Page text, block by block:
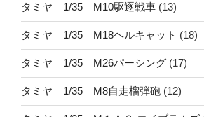
タミヤ 1/35 M10駆逐戦車 (13)
タミヤ 1/35 M18ヘルキャット (18)
タミヤ 1/35 M26パーシング (17)
タミヤ 1/35 M8自走榴弾砲 (12)